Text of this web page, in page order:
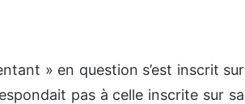
» en question s’est inscrit sur
pas à celle inscrite sur sa